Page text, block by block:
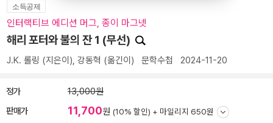
소득공제
인터랙티브 에디션 머그, 종이 마그넷
해리 포터와 불의 잔 1 (무선)
J.K. 롤링 (지은이), 강동혁 (옮긴이) 문학수첩 2024-11-20
정가 13,000원
판매가 11,700원 (10% 할인) + 마일리지 650원